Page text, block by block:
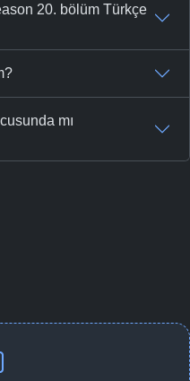
20. bölüm Türkçe
mı